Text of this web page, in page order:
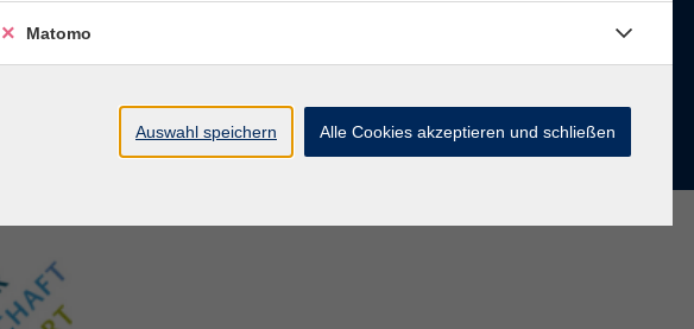
Matomo
Auswahl speichern Alle Cookies akzeptieren und schließen